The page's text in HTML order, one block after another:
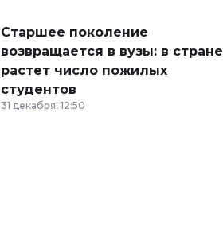
Старшее поколение
возвращается в вузы: в стране
растет число пожилых
студентов
31 декабря, 12:50